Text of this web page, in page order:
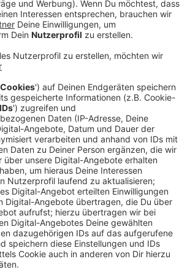
eine zweite Chance geben
- 22 Uhr und am Samstag von 10 -
nachhaltig shoppen gehen! Die Fabi
in einen großen Kleiderschrank voll
Accessoires, Schuhe und Taschen.
Second Hand Artikel zur
können wir gut den Überblick
angebotenen Größen (XS-XXL) hat
und Umkleide. Die vorher
Anmeldegebühren der Verkäufer
an den Fabi Förderverein.